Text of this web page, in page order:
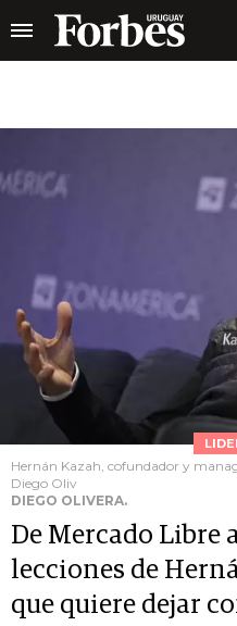
Hernán Kazah, cofundador y
Diego Oliv
DIEGO OLIVERA.
De Mercado Libre
lecciones de
que quiere dejar